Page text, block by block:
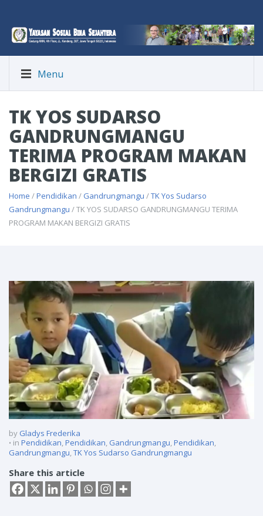
Menu
TK YOS SUDARSO
GANDRUNGMANGU
TERIMA PROGRAM MAKAN
BERGIZI GRATIS
Home /Pendidikan / Gandrungmangu /TK Yos Sudarso
Gandrungmangu / TK YOS SUDARSO GANDRUNGMANGU TERIMA
PROGRAM MAKAN BERGIZI GRATIS
by Gladys Frederika
in Pendidikan,Pendidikan, Gandrungmangu,Pendidikan,
Gandrungmangu,TK Yos Sudarso Gandrungmangu
Share this article